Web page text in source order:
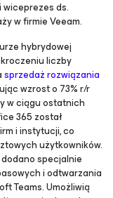
wiceprezes ds.
w firmie Veeam.
hybrydowej
liczby
sprzedaż rozwiązania
wzrost o 73% r/r
w ciągu ostatnich
365 został
i instytucji, co
użytkowników.
specjalnie
i odtwarzania
Teams. Umożliwią